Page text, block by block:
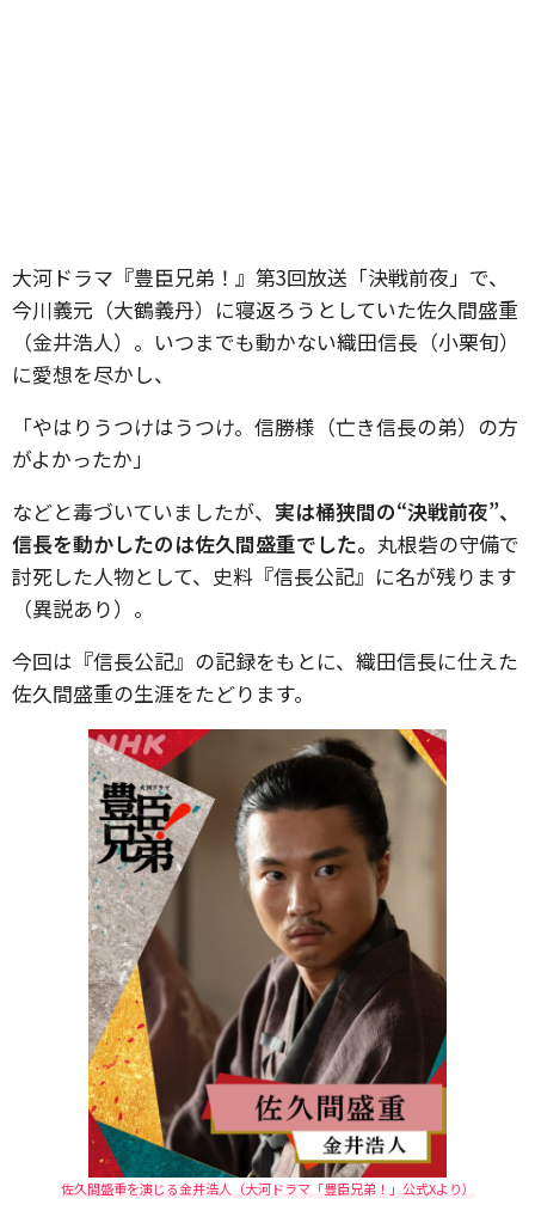
大河ドラマ『豊臣兄弟！』第3回放送「決戦前夜」で、
今川義元（大鶴義丹）に寝返ろうとしていた佐久間盛重
（金井浩人）。いつまでも動かない織田信長（小栗旬）
に愛想を尽かし、
「やはりうつけはうつけ。信勝様（亡き信長の弟）の方
がよかったか」
などと毒づいていましたが、 実は桶狭間の“決戦前夜”、
信長を動かしたのは佐久間盛重でした。 丸根砦の守備で
討死した人物として、史料『信長公記』に名が残ります
（異説あり）。
今回は『信長公記』の記録をもとに、織田信長に仕えた
佐久間盛重の生涯をたどります。
佐久間盛重を演じる金井浩人（大河ドラマ「豊臣兄弟！」公式Xより）